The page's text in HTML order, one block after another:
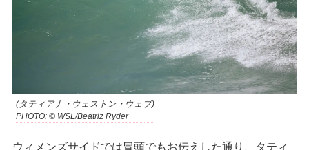
(タティアナ・ウェストン・ウェブ)
PHOTO: © WSL/Beatriz Ryder
ウィメンズサイドでは冒頭でもお伝えした通り、タティ